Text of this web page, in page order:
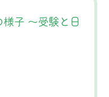
子 ～受験と日